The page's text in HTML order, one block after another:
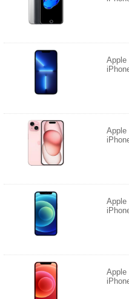
Apple
Apple
Apple
Apple